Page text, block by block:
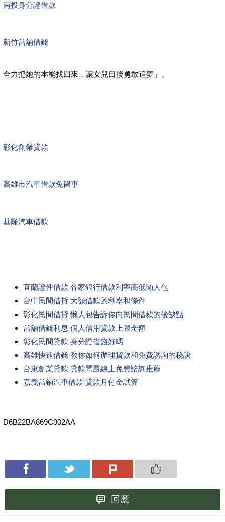
南投身分證借款
新竹當舖借錢
全力把她的本能找回來，讓女兒日後勇敢追夢」。
彰化創業貸款
高雄市汽車借款免留車
基隆汽車借款
宜蘭證件借款 各家銀行借款利率高低懶人包
台中民間借貸 大額借款的利率和條件
彰化民間借貸 懶人包告訴你向民間借款的優缺點
當舖借錢利息 個人信用貸款上限金額
彰化民間貸款 身分證借錢好嗎
高雄快速借錢 教你如何辦理貸款和免費諮詢的秘訣
台東創業貸款 貸款問題線上免費諮詢推薦
嘉義當鋪汽車借款 貸款月付金試算
D6B22BA869C302AA
回應